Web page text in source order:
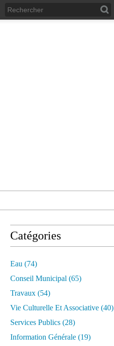
Catégories
Eau (74)
Conseil Municipal (65)
Travaux (54)
Vie Culturelle Et Associative (40)
Services Publics (28)
Information Générale (19)